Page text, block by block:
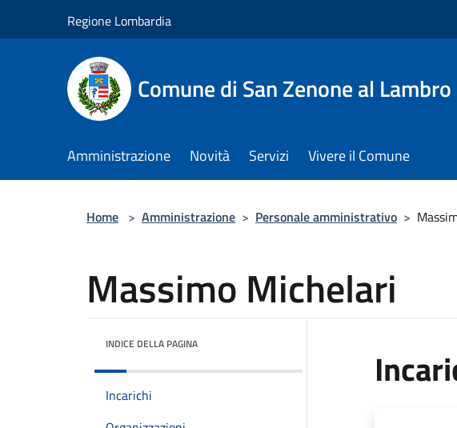
Regione Lombardia
Comune di San Zenone al Lambro
Amministrazione Novità Servizi Vivere il Comune
Home > Amministrazione > Personale amministrativo >
Massimo Michelari
INDICE DELLA PAGINA
Incarichi